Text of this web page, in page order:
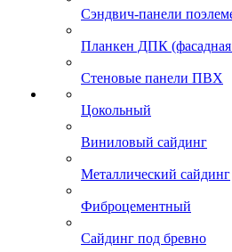
Сэндвич-панели
Планкен ДПК (фасадная
Стеновые панели ПВХ
Цокольный
Виниловый сайдинг
Металлический сайдинг
Фиброцементный
Сайдинг под бревно